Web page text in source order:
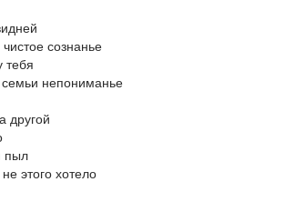
сознанье
тебя
непониманье
другой
пыл
этого хотело